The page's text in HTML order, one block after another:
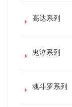
高达系列
鬼泣系列
魂斗罗系列